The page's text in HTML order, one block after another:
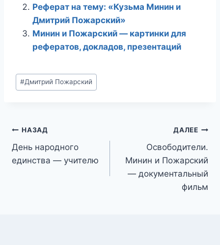
Реферат на тему: «Кузьма Минин и
Дмитрий Пожарский»
Минин и Пожарский — картинки для
рефератов, докладов, презентаций
Метки
записи:
#Дмитрий Пожарский
Навигация
по
НАЗАД
День народного
единства — учителю
ДАЛЕЕ
Освободители.
Минин и Пожарский
— документальный
фильм